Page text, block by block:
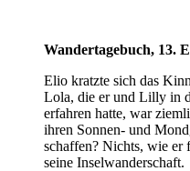
Wandertagebuch, 13.
Elio kratzte sich das
Lola, die er und Lilly in
erfahren hatte, war
ihren Sonnen- und
schaffen? Nichts, wie er
seine Inselwanderschaft.